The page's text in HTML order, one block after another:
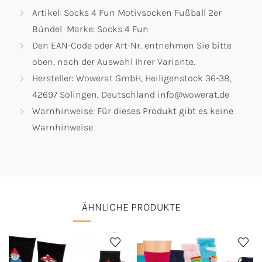
Artikel: Socks 4 Fun Motivsocken Fußball 2er
Bündel Marke: Socks 4 Fun
Den EAN-Code oder Art-Nr. entnehmen Sie bitte
oben, nach der Auswahl Ihrer Variante.
Hersteller: Wowerat GmbH, Heiligenstock 36-38,
42697 Solingen, Deutschland info@wowerat.de
Warnhinweise: Für dieses Produkt gibt es keine
Warnhinweise
ÄHNLICHE PRODUKTE